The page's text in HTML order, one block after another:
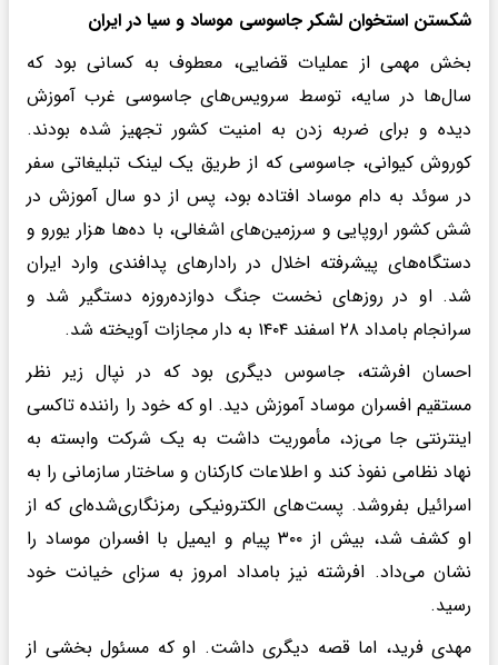
شکستن استخوان لشکر جاسوسی موساد و سیا در ایران
بخش مهمی از عملیات قضایی، معطوف به کسانی بود که
سال‌ها در سایه، توسط سرویس‌های جاسوسی غرب آموزش
دیده و برای ضربه زدن به امنیت کشور تجهیز شده بودند.
کوروش کیوانی، جاسوسی که از طریق یک لینک تبلیغاتی سفر
در سوئد به دام موساد افتاده بود، پس از دو سال آموزش در
شش کشور اروپایی و سرزمین‌های اشغالی، با ده‌ها هزار یورو و
دستگاه‌های پیشرفته اخلال در رادارهای پدافندی وارد ایران
شد. او در روزهای نخست جنگ دوازده‌روزه دستگیر شد و
سرانجام بامداد ۲۸ اسفند ۱۴۰۴ به دار مجازات آویخته شد.
احسان افرشته، جاسوس دیگری بود که در نپال زیر نظر
مستقیم افسران موساد آموزش دید. او که خود را راننده تاکسی
اینترنتی جا می‌زد، مأموریت داشت به یک شرکت وابسته به
نهاد نظامی نفوذ کند و اطلاعات کارکنان و ساختار سازمانی را به
اسرائیل بفروشد. پست‌های الکترونیکی رمزنگاری‌شده‌ای که از
او کشف شد، بیش از ۳۰۰ پیام و ایمیل با افسران موساد را
نشان می‌داد. افرشته نیز بامداد امروز به سزای خیانت خود
رسید.
مهدی فرید، اما قصه دیگری داشت. او که مسئول بخشی از